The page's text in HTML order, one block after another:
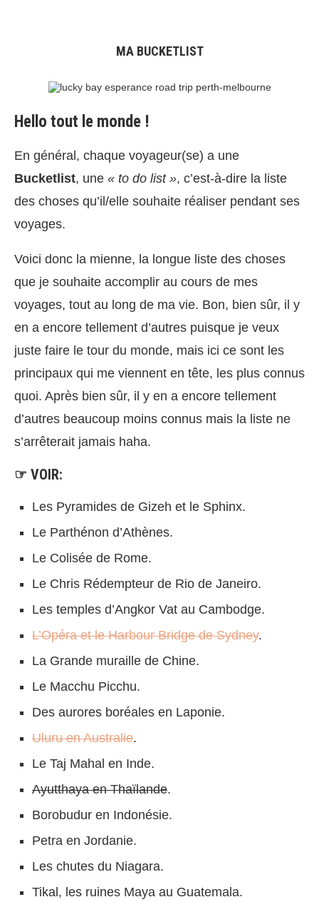
MA BUCKETLIST
Hello tout le monde !
En général, chaque voyageur(se) a une
Bucketlist, une « to do list », c’est-à-dire la liste
des choses qu’il/elle souhaite réaliser pendant ses
voyages.
Voici donc la mienne, la longue liste des choses
que je souhaite accomplir au cours de mes
voyages, tout au long de ma vie. Bon, bien sûr, il y
en a encore tellement d’autres puisque je veux
juste faire le tour du monde, mais ici ce sont les
principaux qui me viennent en tête, les plus connus
quoi. Après bien sûr, il y en a encore tellement
d’autres beaucoup moins connus mais la liste ne
s’arrêterait jamais haha.
☞ VOIR:
Les Pyramides de Gizeh et le Sphinx.
Le Parthénon d’Athènes.
Le Colisée de Rome.
Le Chris Rédempteur de Rio de Janeiro.
Les temples d’Angkor Vat au Cambodge.
L’Opéra et le Harbour Bridge de Sydney.
La Grande muraille de Chine.
Le Macchu Picchu.
Des aurores boréales en Laponie.
Uluru en Australie.
Le Taj Mahal en Inde.
Ayutthaya en Thaïlande.
Borobudur en Indonésie.
Petra en Jordanie.
Les chutes du Niagara.
Tikal, les ruines Maya au Guatemala.